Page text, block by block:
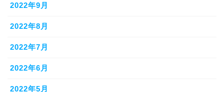
2022年9月
2022年8月
2022年7月
2022年6月
2022年5月